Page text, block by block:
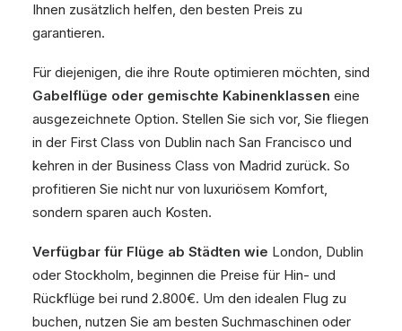
Ihnen zusätzlich helfen, den besten Preis zu
garantieren.
Für diejenigen, die ihre Route optimieren möchten, sind
Gabelflüge oder gemischte Kabinenklassen eine
ausgezeichnete Option. Stellen Sie sich vor, Sie fliegen
in der First Class von Dublin nach San Francisco und
kehren in der Business Class von Madrid zurück. So
profitieren Sie nicht nur von luxuriösem Komfort,
sondern sparen auch Kosten.
Verfügbar für Flüge ab Städten wie London, Dublin
oder Stockholm, beginnen die Preise für Hin- und
Rückflüge bei rund 2.800€. Um den idealen Flug zu
buchen, nutzen Sie am besten Suchmaschinen oder